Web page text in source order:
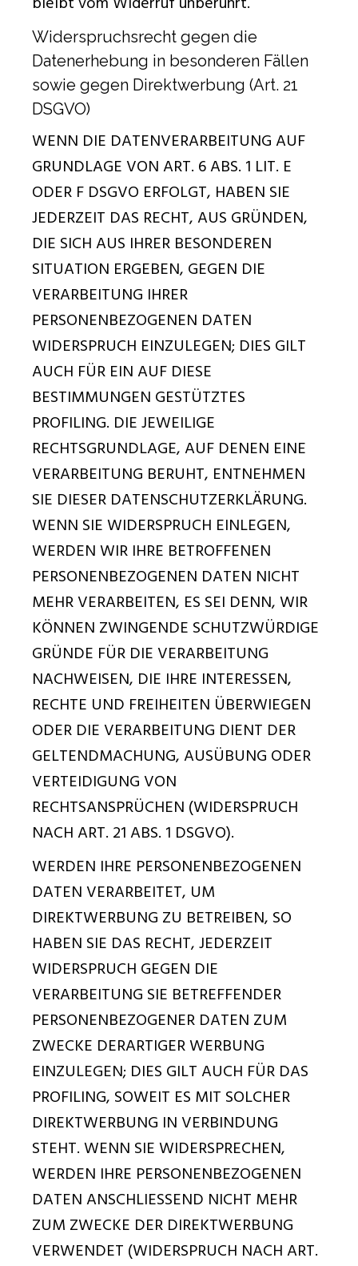
Widerspruchsrecht gegen die
Datenerhebung in besonderen Fällen
sowie gegen Direktwerbung (Art. 21
DSGVO)
WENN DIE DATENVERARBEITUNG AUF
GRUNDLAGE VON ART. 6 ABS. 1 LIT. E
ODER F DSGVO ERFOLGT, HABEN SIE
JEDERZEIT DAS RECHT, AUS GRÜNDEN,
DIE SICH AUS IHRER BESONDEREN
SITUATION ERGEBEN, GEGEN DIE
VERARBEITUNG IHRER
PERSONENBEZOGENEN DATEN
WIDERSPRUCH EINZULEGEN; DIES GILT
AUCH FÜR EIN AUF DIESE
BESTIMMUNGEN GESTÜTZTES
PROFILING. DIE JEWEILIGE
RECHTSGRUNDLAGE, AUF DENEN EINE
VERARBEITUNG BERUHT, ENTNEHMEN
SIE DIESER DATENSCHUTZERKLÄRUNG.
WENN SIE WIDERSPRUCH EINLEGEN,
WERDEN WIR IHRE BETROFFENEN
PERSONENBEZOGENEN DATEN NICHT
MEHR VERARBEITEN, ES SEI DENN, WIR
KÖNNEN ZWINGENDE SCHUTZWÜRDIGE
GRÜNDE FÜR DIE VERARBEITUNG
NACHWEISEN, DIE IHRE INTERESSEN,
RECHTE UND FREIHEITEN ÜBERWIEGEN
ODER DIE VERARBEITUNG DIENT DER
GELTENDMACHUNG, AUSÜBUNG ODER
VERTEIDIGUNG VON
RECHTSANSPRÜCHEN (WIDERSPRUCH
NACH ART. 21 ABS. 1 DSGVO).
WERDEN IHRE PERSONENBEZOGENEN
DATEN VERARBEITET, UM
DIREKTWERBUNG ZU BETREIBEN, SO
HABEN SIE DAS RECHT, JEDERZEIT
WIDERSPRUCH GEGEN DIE
VERARBEITUNG SIE BETREFFENDER
PERSONENBEZOGENER DATEN ZUM
ZWECKE DERARTIGER WERBUNG
EINZULEGEN; DIES GILT AUCH FÜR DAS
PROFILING, SOWEIT ES MIT SOLCHER
DIREKTWERBUNG IN VERBINDUNG
STEHT. WENN SIE WIDERSPRECHEN,
WERDEN IHRE PERSONENBEZOGENEN
DATEN ANSCHLIESSEND NICHT MEHR
ZUM ZWECKE DER DIREKTWERBUNG
VERWENDET (WIDERSPRUCH NACH ART.